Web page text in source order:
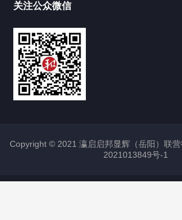
业务领域 Business area
涉外法律服务中心
能源与基础设施部
知识产权及信息安全部
公司法律顾问部
关注公众微信
Copyright © 2021 瀛启启邦显辉（岳阳）联
2021013849号-1